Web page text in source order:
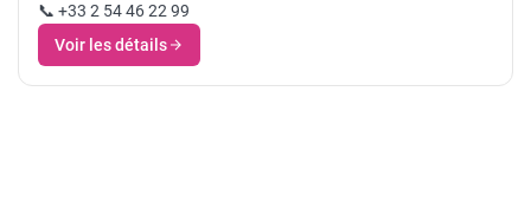
📞 +33 2 54 46 22 99
Voir les détails